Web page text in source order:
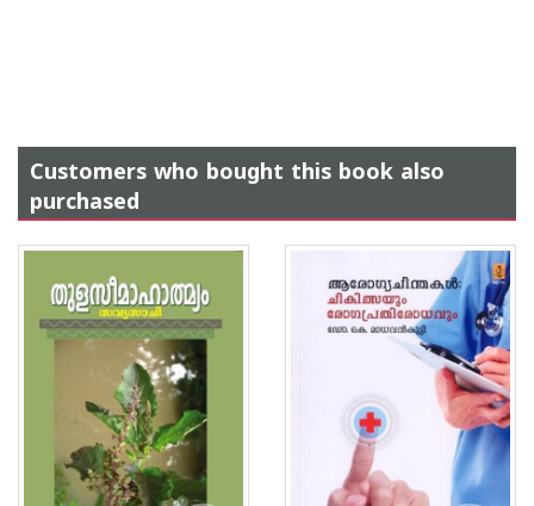
Customers who bought this book also
purchased